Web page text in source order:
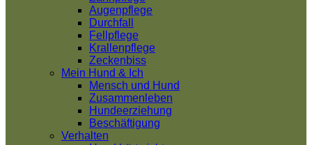
Augenpflege
Durchfall
Fellpflege
Krallenpflege
Zeckenbiss
Mein Hund & Ich
Mensch und Hund
Zusammenleben
Hundeerziehung
Beschäftigung
Verhalten